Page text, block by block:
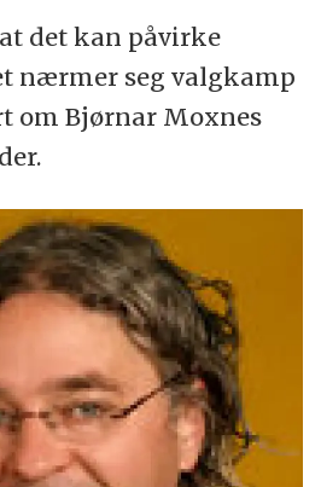
det kan påvirke
nærmer seg valgkamp
om Bjørnar Moxnes